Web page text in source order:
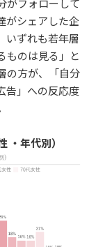
がシェアした企
いずれも若年層
ものは見る」と
の方が、「自分
告」への反応度
年代別）